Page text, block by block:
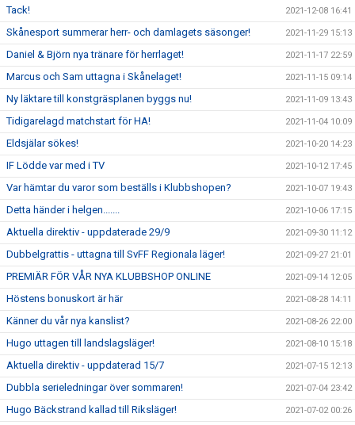
Tack! 2021-12-08 16:41
Skånesport summerar herr- och damlagets säsonger! 2021-11-29 15:13
Daniel & Björn nya tränare för herrlaget! 2021-11-17 22:59
Marcus och Sam uttagna i Skånelaget! 2021-11-15 09:14
Ny läktare till konstgräsplanen byggs nu! 2021-11-09 13:43
Tidigarelagd matchstart för HA! 2021-11-04 10:09
Eldsjälar sökes! 2021-10-20 14:23
IF Lödde var med i TV 2021-10-12 17:45
Var hämtar du varor som beställs i Klubbshopen? 2021-10-07 19:43
Detta händer i helgen....... 2021-10-06 17:15
Aktuella direktiv - uppdaterade 29/9 2021-09-30 11:12
Dubbelgrattis - uttagna till SvFF Regionala läger! 2021-09-27 21:01
PREMIÄR FÖR VÅR NYA KLUBBSHOP ONLINE 2021-09-14 12:05
Höstens bonuskort är här 2021-08-28 14:11
Känner du vår nya kanslist? 2021-08-26 22:00
Hugo uttagen till landslagsläger! 2021-08-10 15:18
Aktuella direktiv - uppdaterad 15/7 2021-07-15 12:13
Dubbla serieledningar över sommaren! 2021-07-04 23:42
Hugo Bäckstrand kallad till Riksläger! 2021-07-02 00:26